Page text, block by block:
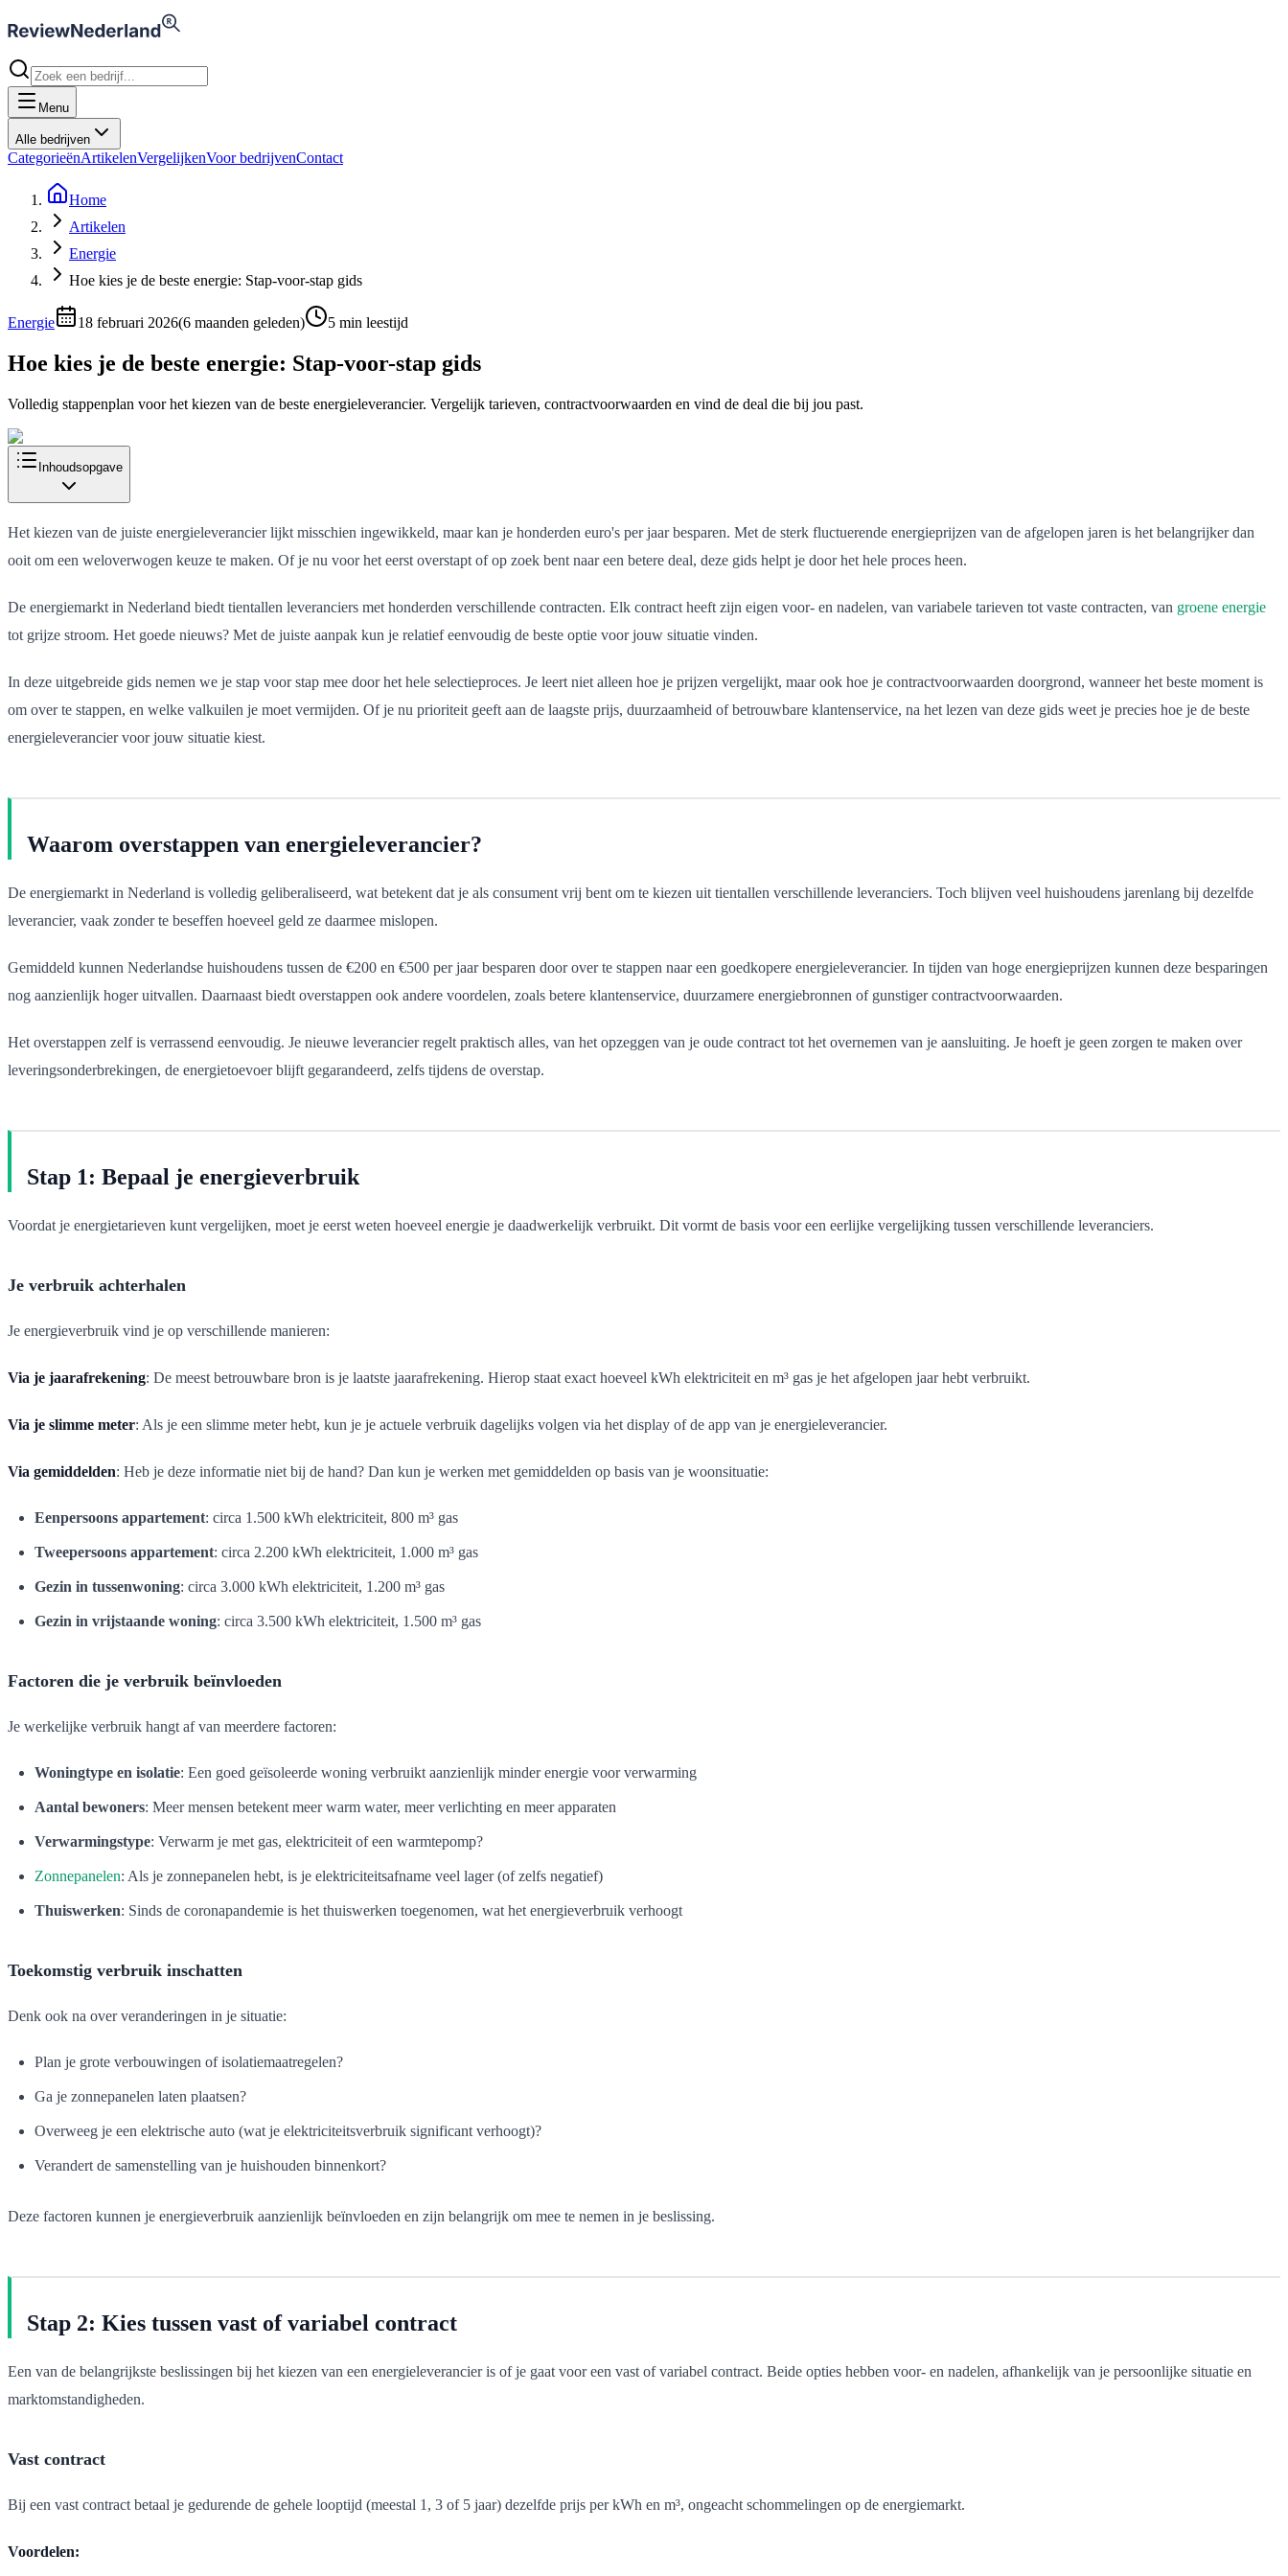
Menu
Alle bedrijven
CategorieënArtikelenVergelijkenVoor bedrijvenContact
Home
Artikelen
Energie
Hoe kies je de beste energie: Stap-voor-stap gids
Energie 18 februari 2026(6 maanden geleden) 5 min leestijd
Hoe kies je de beste energie: Stap-voor-stap gids
Volledig stappenplan voor het kiezen van de beste energieleverancier. Vergelijk tarieven, contractvoorwaarden en vind de deal die bij jou past.
Inhoudsopgave
Het kiezen van de juiste energieleverancier lijkt misschien ingewikkeld, maar kan je honderden euro's per jaar besparen. Met de sterk fluctuerende energieprijzen van de afgelopen jaren is het belangrijker dan
ooit om een weloverwogen keuze te maken. Of je nu voor het eerst overstapt of op zoek bent naar een betere deal, deze gids helpt je door het hele proces heen.
De energiemarkt in Nederland biedt tientallen leveranciers met honderden verschillende contracten. Elk contract heeft zijn eigen voor- en nadelen, van variabele tarieven tot vaste contracten, van groene energie
tot grijze stroom. Het goede nieuws? Met de juiste aanpak kun je relatief eenvoudig de beste optie voor jouw situatie vinden.
In deze uitgebreide gids nemen we je stap voor stap mee door het hele selectieproces. Je leert niet alleen hoe je prijzen vergelijkt, maar ook hoe je contractvoorwaarden doorgrond, wanneer het beste moment is
om over te stappen, en welke valkuilen je moet vermijden. Of je nu prioriteit geeft aan de laagste prijs, duurzaamheid of betrouwbare klantenservice, na het lezen van deze gids weet je precies hoe je de beste
energieleverancier voor jouw situatie kiest.
Waarom overstappen van energieleverancier?
De energiemarkt in Nederland is volledig geliberaliseerd, wat betekent dat je als consument vrij bent om te kiezen uit tientallen verschillende leveranciers. Toch blijven veel huishoudens jarenlang bij dezelfde
leverancier, vaak zonder te beseffen hoeveel geld ze daarmee mislopen.
Gemiddeld kunnen Nederlandse huishoudens tussen de €200 en €500 per jaar besparen door over te stappen naar een goedkopere energieleverancier. In tijden van hoge energieprijzen kunnen deze besparingen
nog aanzienlijk hoger uitvallen. Daarnaast biedt overstappen ook andere voordelen, zoals betere klantenservice, duurzamere energiebronnen of gunstiger contractvoorwaarden.
Het overstappen zelf is verrassend eenvoudig. Je nieuwe leverancier regelt praktisch alles, van het opzeggen van je oude contract tot het overnemen van je aansluiting. Je hoeft je geen zorgen te maken over
leveringsonderbrekingen, de energietoevoer blijft gegarandeerd, zelfs tijdens de overstap.
Stap 1: Bepaal je energieverbruik
Voordat je energietarieven kunt vergelijken, moet je eerst weten hoeveel energie je daadwerkelijk verbruikt. Dit vormt de basis voor een eerlijke vergelijking tussen verschillende leveranciers.
Je verbruik achterhalen
Je energieverbruik vind je op verschillende manieren:
Via je jaarafrekening: De meest betrouwbare bron is je laatste jaarafrekening. Hierop staat exact hoeveel kWh elektriciteit en m³ gas je het afgelopen jaar hebt verbruikt.
Via je slimme meter: Als je een slimme meter hebt, kun je je actuele verbruik dagelijks volgen via het display of de app van je energieleverancier.
Via gemiddelden: Heb je deze informatie niet bij de hand? Dan kun je werken met gemiddelden op basis van je woonsituatie:
Eenpersoons appartement: circa 1.500 kWh elektriciteit, 800 m³ gas
Tweepersoons appartement: circa 2.200 kWh elektriciteit, 1.000 m³ gas
Gezin in tussenwoning: circa 3.000 kWh elektriciteit, 1.200 m³ gas
Gezin in vrijstaande woning: circa 3.500 kWh elektriciteit, 1.500 m³ gas
Factoren die je verbruik beïnvloeden
Je werkelijke verbruik hangt af van meerdere factoren:
Woningtype en isolatie: Een goed geïsoleerde woning verbruikt aanzienlijk minder energie voor verwarming
Aantal bewoners: Meer mensen betekent meer warm water, meer verlichting en meer apparaten
Verwarmingstype: Verwarm je met gas, elektriciteit of een warmtepomp?
Zonnepanelen: Als je zonnepanelen hebt, is je elektriciteitsafname veel lager (of zelfs negatief)
Thuiswerken: Sinds de coronapandemie is het thuiswerken toegenomen, wat het energieverbruik verhoogt
Toekomstig verbruik inschatten
Denk ook na over veranderingen in je situatie:
Plan je grote verbouwingen of isolatiemaatregelen?
Ga je zonnepanelen laten plaatsen?
Overweeg je een elektrische auto (wat je elektriciteitsverbruik significant verhoogt)?
Verandert de samenstelling van je huishouden binnenkort?
Deze factoren kunnen je energieverbruik aanzienlijk beïnvloeden en zijn belangrijk om mee te nemen in je beslissing.
Stap 2: Kies tussen vast of variabel contract
Een van de belangrijkste beslissingen bij het kiezen van een energieleverancier is of je gaat voor een vast of variabel contract. Beide opties hebben voor- en nadelen, afhankelijk van je persoonlijke situatie en
marktomstandigheden.
Vast contract
Bij een vast contract betaal je gedurende de gehele looptijd (meestal 1, 3 of 5 jaar) dezelfde prijs per kWh en m³, ongeacht schommelingen op de energiemarkt.
Voordelen: